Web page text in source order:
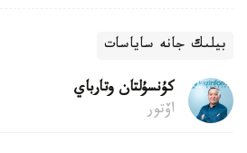
بيلىك جانە ساياسات
كۇنسۇلتان وتارباي
اۆتور